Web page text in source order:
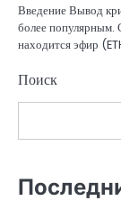
Введение Вывод
более популярным.
находится эфир
Поиск